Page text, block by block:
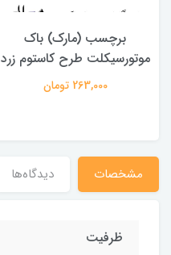
برچسب (مارک) باک
موتورسیکلت طرح کاستوم زرد
263,000 تومان
مشخصات دیدگاه‌ها
ظرفیت